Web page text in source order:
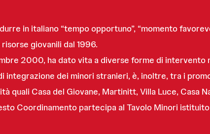
in italiano “tempo opportuno”, “momento
giovanili dal 1996.
2000, ha dato vita a diverse forme di intervento
dei minori stranieri, è, inoltre, tra i
quali Casa del Giovane, Martinitt, Villa Luce, Casa
Coordinamento partecipa al Tavolo Minori